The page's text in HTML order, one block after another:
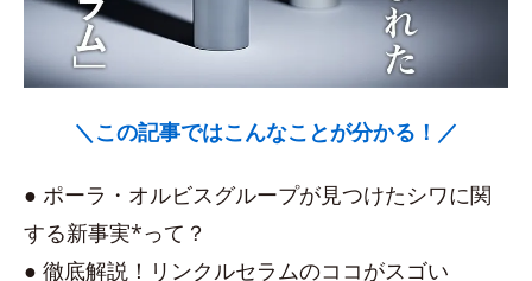
＼この記事ではこんなことが分かる！／
● ポーラ・オルビスグループが見つけたシワに関
する新事実*って？
● 徹底解説！リンクルセラムのココがスゴい